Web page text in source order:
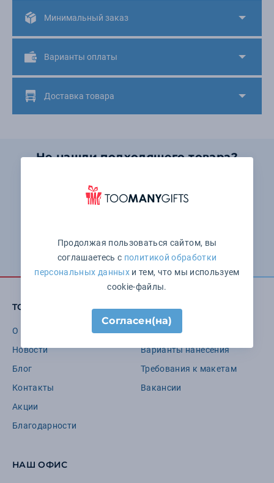
Минимальный заказ
Варианты оплаты
Доставка товара
Не нашли подходящего товара?
+7 (495) 646-15-52
TOOMANYGIFTS
О компании
Новости
Блог
Контакты
Акции
Благодарности
Варианты нанесения
Требования к макетам
Вакансии
НАШ ОФИС
Продолжая пользоваться сайтом, вы
соглашаетесь с политикой обработки
персональных данныхи тем, что мы используем
cookie-файлы.
Согласен(на)